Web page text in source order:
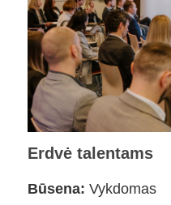
Erdvė talentams
Būsena: Vykdomas